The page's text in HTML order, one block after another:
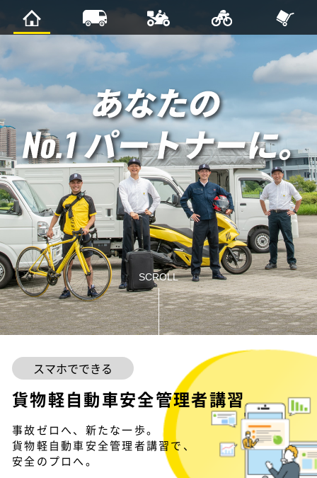
SCROLL
スマホでできる
貨物軽自動車安全管理者講習
事故ゼロへ、新たな一歩。
貨物軽自動車安全管理者講習で、
安全のプロへ。